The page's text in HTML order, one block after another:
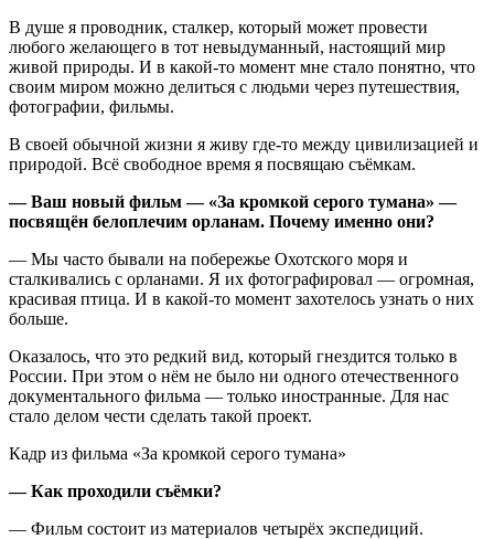
В душе я проводник, сталкер, который может провести
любого желающего в тот невыдуманный, настоящий мир
живой природы. И в какой‑то момент мне стало понятно, что
своим миром можно делиться с людьми через путешествия,
фотографии, фильмы.
В своей обычной жизни я живу где‑то между цивилизацией и
природой. Всё свободное время я посвящаю съёмкам.
— Ваш новый фильм — «За кромкой серого тумана» —
посвящён белоплечим орланам. Почему именно они?
— Мы часто бывали на побережье Охотского моря и
сталкивались с орланами. Я их фотографировал — огромная,
красивая птица. И в какой‑то момент захотелось узнать о них
больше.
Оказалось, что это редкий вид, который гнездится только в
России. При этом о нём не было ни одного отечественного
документального фильма — только иностранные. Для нас
стало делом чести сделать такой проект.
Кадр из фильма «За кромкой серого тумана»
— Как проходили съёмки?
— Фильм состоит из материалов четырёх экспедиций.